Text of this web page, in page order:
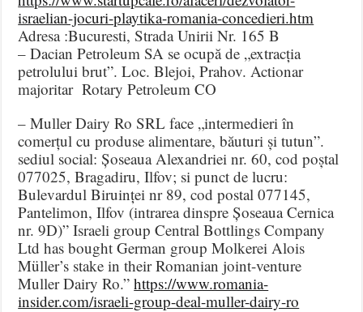
israelian-jocuri-playtika-romania-concedieri.htm
Adresa :Bucuresti, Strada Unirii Nr. 165 B
– Dacian Petroleum SA se ocupă de „extracția
petrolului brut”. Loc. Blejoi, Prahov. Actionar
majoritar Rotary Petroleum CO
– Muller Dairy Ro SRL face „intermedieri în
comerțul cu produse alimentare, băuturi și tutun”.
sediul social: Șoseaua Alexandriei nr. 60, cod poștal
077025, Bragadiru, Ilfov; si punct de lucru:
Bulevardul Biruinței nr 89, cod postal 077145,
Pantelimon, Ilfov (intrarea dinspre Șoseaua Cernica
nr. 9D)” Israeli group Central Bottlings Company
Ltd has bought German group Molkerei Alois
Müller’s stake in their Romanian joint-venture
Muller Dairy Ro.”https://www.romania-
insider.com/israeli-group-deal-muller-dairy-ro